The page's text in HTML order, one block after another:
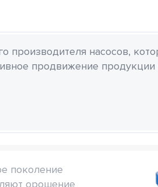
производителя насосов,
продвижение
поколение
орошение